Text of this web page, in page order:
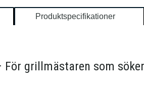
Produktspecifikationer
För grillmästaren som